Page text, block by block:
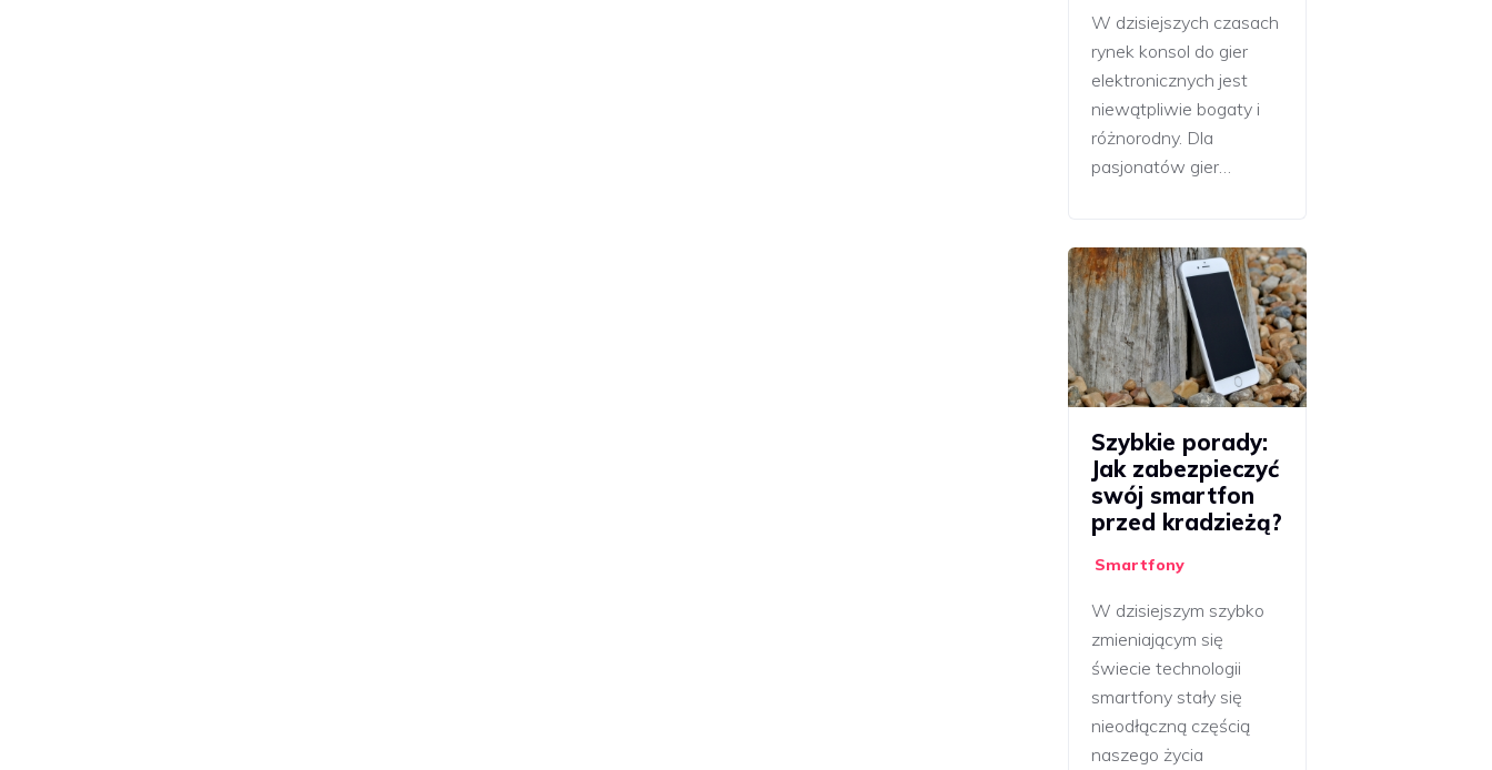
W dzisiejszych czasach
rynek konsol do gier
elektronicznych jest
niewątpliwie bogaty i
różnorodny. Dla
pasjonatów gier…
Szybkie porady:
Jak zabezpieczyć
swój smartfon
przed kradzieżą?
Smartfony
W dzisiejszym szybko
zmieniającym się
świecie technologii
smartfony stały się
nieodłączną częścią
naszego życia